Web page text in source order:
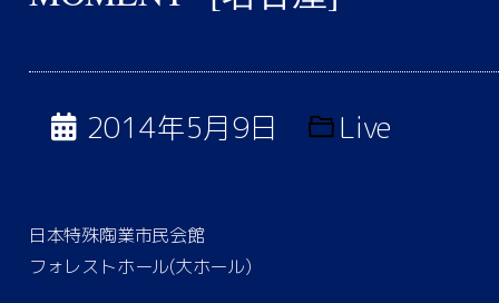
2014年5月9日 Live
日本特殊陶業市民会館
フォレストホール(大ホール)